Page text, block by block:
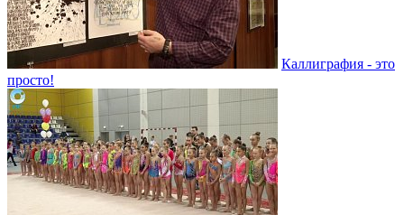
Каллиграфия - это
просто!